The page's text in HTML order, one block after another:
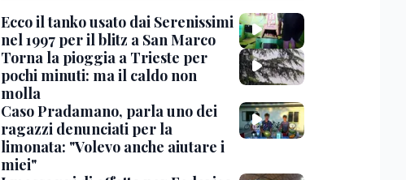
Ecco il tanko usato dai Serenissimi
nel 1997 per il blitz a San Marco
Torna la pioggia a Trieste per
pochi minuti: ma il caldo non
molla
Caso Pradamano, parla uno dei
ragazzi denunciati per la
limonata: "Volevo anche aiutare i
miei"